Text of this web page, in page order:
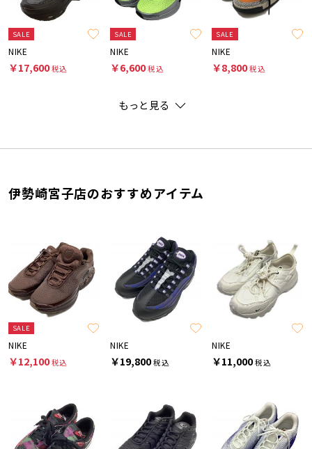
SALE
NIKE
￥17,600税込
SALE
NIKE
￥6,600税込
SALE
NIKE
￥8,800税込
もっと見る
伊勢崎宮子店のおすすめアイテム
SALE
NIKE
￥12,100税込
NIKE
￥19,800税込
NIKE
￥11,000税込